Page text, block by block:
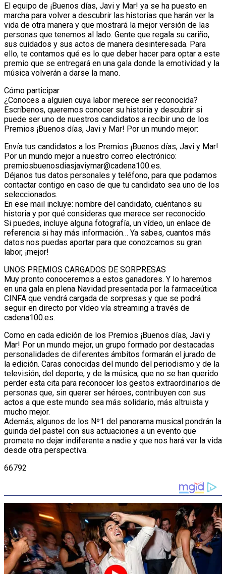
El equipo de ¡Buenos días, Javi y Mar! ya se ha puesto en
marcha para volver a descubrir las historias que harán ver la
vida de otra manera y que mostrará la mejor versión de las
personas que tenemos al lado. Gente que regala su cariño,
sus cuidados y sus actos de manera desinteresada. Para
ello, te contamos qué es lo que deber hacer para optar a este
premio que se entregará en una gala donde la emotividad y la
música volverán a darse la mano.
Cómo participar
¿Conoces a alguien cuya labor merece ser reconocida?
Escríbenos, queremos conocer su historia y descubrir si
puede ser uno de nuestros candidatos a recibir uno de los
Premios ¡Buenos días, Javi y Mar! Por un mundo mejor:
Envía tus candidatos a los Premios ¡Buenos días, Javi y Mar!
Por un mundo mejor a nuestro correo electrónico:
premiosbuenosdiasjaviymar@cadena100.es.
Déjanos tus datos personales y teléfono, para que podamos
contactar contigo en caso de que tu candidato sea uno de los
seleccionados.
En ese mail incluye: nombre del candidato, cuéntanos su
historia y por qué consideras que merece ser reconocido.
Si puedes, incluye alguna fotografía, un vídeo, un enlace de
referencia si hay más información… Ya sabes, cuantos más
datos nos puedas aportar para que conozcamos su gran
labor, ¡mejor!
UNOS PREMIOS CARGADOS DE SORPRESAS
Muy pronto conoceremos a estos ganadores. Y lo haremos
en una gala en plena Navidad presentada por la farmaceútica
CINFA que vendrá cargada de sorpresas y que se podrá
seguir en directo por vídeo vía streaming a través de
cadena100.es.
Como en cada edición de los Premios ¡Buenos días, Javi y
Mar! Por un mundo mejor, un grupo formado por destacadas
personalidades de diferentes ámbitos formarán el jurado de
la edición. Caras conocidas del mundo del periodismo y de la
televisión, del deporte, y de la música, que no se han querido
perder esta cita para reconocer los gestos extraordinarios de
personas que, sin querer ser héroes, contribuyen con sus
actos a que este mundo sea más solidario, más altruista y
mucho mejor.
Además, algunos de los Nº1 del panorama musical pondrán la
guinda del pastel con sus actuaciones a un evento que
promete no dejar indiferente a nadie y que nos hará ver la vida
desde otra perspectiva.
66792